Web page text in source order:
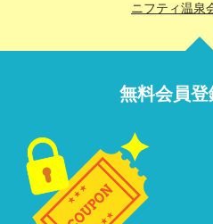
ニフティ温泉
無料会員登